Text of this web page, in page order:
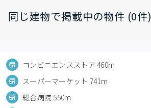
同じ建物で掲載中の物件 (0件)
コンビニエンスストア 460m
スーパーマーケット 741m
総合病院 550m